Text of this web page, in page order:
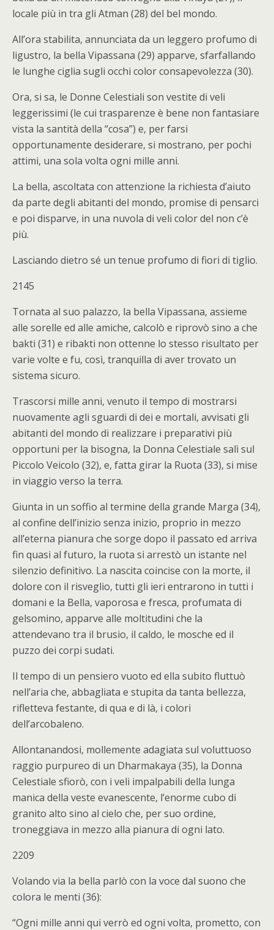
locale più in tra gli Atman (28) del bel mondo.
All’ora stabilita, annunciata da un leggero profumo di
ligustro, la bella Vipassana (29) apparve, sfarfallando
le lunghe ciglia sugli occhi color consapevolezza (30).
Ora, si sa, le Donne Celestiali son vestite di veli
leggerissimi (le cui trasparenze è bene non fantasiare
vista la santità della “cosa”) e, per farsi
opportunamente desiderare, si mostrano, per pochi
attimi, una sola volta ogni mille anni.
La bella, ascoltata con attenzione la richiesta d’aiuto
da parte degli abitanti del mondo, promise di pensarci
e poi disparve, in una nuvola di veli color del non c’è
più.
Lasciando dietro sé un tenue profumo di fiori di tiglio.
2145
Tornata al suo palazzo, la bella Vipassana, assieme
alle sorelle ed alle amiche, calcolò e riprovò sino a che
bakti (31) e ribakti non ottenne lo stesso risultato per
varie volte e fu, così, tranquilla di aver trovato un
sistema sicuro.
Trascorsi mille anni, venuto il tempo di mostrarsi
nuovamente agli sguardi di dei e mortali, avvisati gli
abitanti del mondo di realizzare i preparativi più
opportuni per la bisogna, la Donna Celestiale salì sul
Piccolo Veicolo (32), e, fatta girar la Ruota (33), si mise
in viaggio verso la terra.
Giunta in un soffio al termine della grande Marga (34),
al confine dell’inizio senza inizio, proprio in mezzo
all’eterna pianura che sorge dopo il passato ed arriva
fin quasi al futuro, la ruota si arrestò un istante nel
silenzio definitivo. La nascita coincise con la morte, il
dolore con il risveglio, tutti gli ieri entrarono in tutti i
domani e la Bella, vaporosa e fresca, profumata di
gelsomino, apparve alle moltitudini che la
attendevano tra il brusio, il caldo, le mosche ed il
puzzo dei corpi sudati.
Il tempo di un pensiero vuoto ed ella subito fluttuò
nell’aria che, abbagliata e stupita da tanta bellezza,
rifletteva festante, di qua e di là, i colori
dell’arcobaleno.
Allontanandosi, mollemente adagiata sul voluttuoso
raggio purpureo di un Dharmakaya (35), la Donna
Celestiale sfiorò, con i veli impalpabili della lunga
manica della veste evanescente, l’enorme cubo di
granito alto sino al cielo che, per suo ordine,
troneggiava in mezzo alla pianura di ogni lato.
2209
Volando via la bella parlò con la voce dal suono che
colora le menti (36):
“Ogni mille anni qui verrò ed ogni volta, prometto, con